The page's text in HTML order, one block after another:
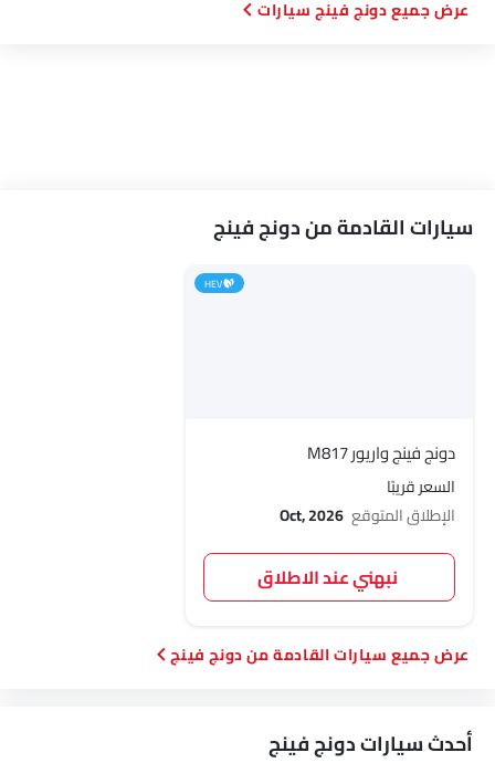
دونج فينج سيارات
سيارات القادمة من دونج فينج
HEV
دونج فينج واريور M817
السعر قريبًا
الإطلاق المتوقع Oct, 2026
نبهني عند الاطلاق
سيارات القادمة من دونج فينج
أحدث سيارات دونج فينج